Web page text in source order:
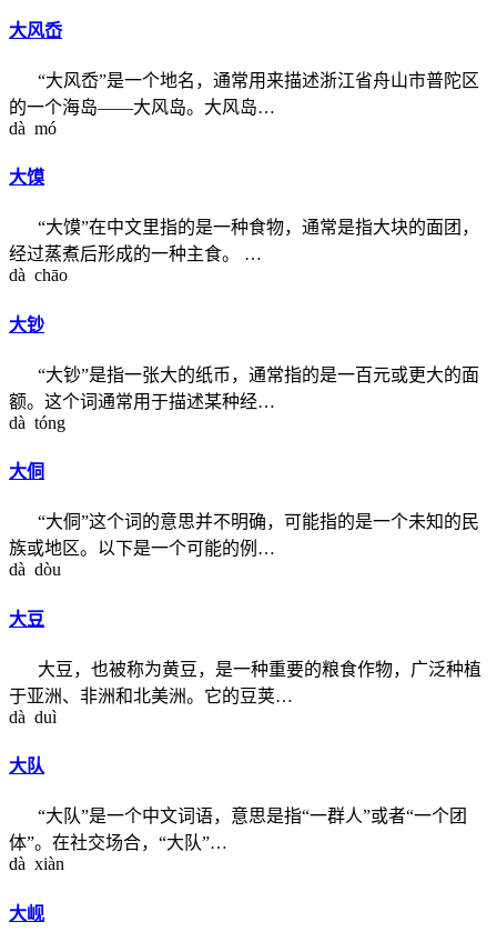
大风岙
“大风岙”是一个地名，通常用来描述浙江省舟山市普陀区
的一个海岛——大风岛。大风岛…
dà mó
大馍
“大馍”在中文里指的是一种食物，通常是指大块的面团，
经过蒸煮后形成的一种主食。 …
dà chāo
大钞
“大钞”是指一张大的纸币，通常指的是一百元或更大的面
额。这个词通常用于描述某种经…
dà tóng
大侗
“大侗”这个词的意思并不明确，可能指的是一个未知的民
族或地区。以下是一个可能的例…
dà dòu
大豆
大豆，也被称为黄豆，是一种重要的粮食作物，广泛种植
于亚洲、非洲和北美洲。它的豆荚…
dà duì
大队
“大队”是一个中文词语，意思是指“一群人”或者“一个团
体”。在社交场合，“大队”…
dà xiàn
大岘